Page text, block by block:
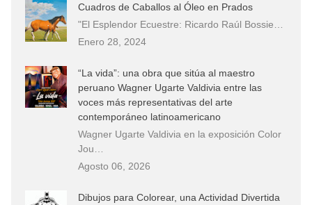
Cuadros de Caballos al Óleo en Prados
"El Esplendor Ecuestre: Ricardo Raúl Bossie…
Enero 28, 2024
“La vida”: una obra que sitúa al maestro
peruano Wagner Ugarte Valdivia entre las
voces más representativas del arte
contemporáneo latinoamericano
Wagner Ugarte Valdivia en la exposición Color
Jou…
Agosto 06, 2026
Dibujos para Colorear, una Actividad Divertida